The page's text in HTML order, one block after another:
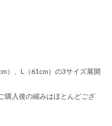
）、L（61cm）の3サイズ展開
購入後の縮みはほとんどござ